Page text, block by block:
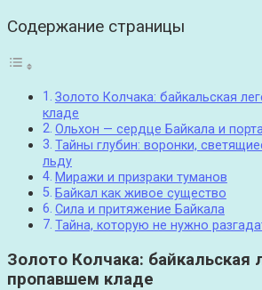
Содержание страницы
Золото Колчака: байкальская
кладе
Ольхон — сердце Байкала и
Тайны глубин: воронки,
льду
Миражи и призраки туманов
Байкал как живое существо
Сила и притяжение Байкала
Тайна, которую не нужно
Золото Колчака: байкальская
пропавшем кладе